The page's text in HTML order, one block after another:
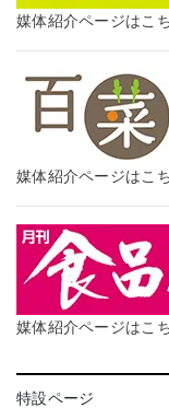
媒体紹介ページはこ
媒体紹介ページはこ
媒体紹介ページはこ
特設ページ